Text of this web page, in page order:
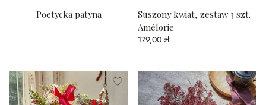
Poetycka patyna
Suszony kwiat, zestaw 3 szt.
Amélorie
179,00 zł